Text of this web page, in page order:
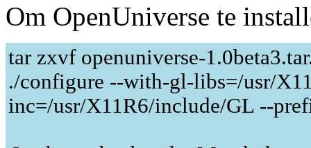
Om OpenUniverse te
tar zxvf openuniverse-
./configure --with-gl-libs=/usr/
inc=/usr/X11R6/include/GL --